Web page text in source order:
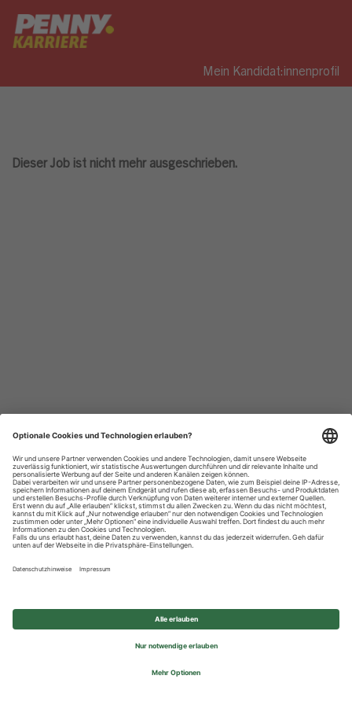
Mein Kandidat:innenprofil
Dieser Job ist nicht mehr ausgeschrieben.
Datenschutzhinweise
Impressum
Privatsphäre-Einstellungen
© 2026 REWE Group - All rights reserved